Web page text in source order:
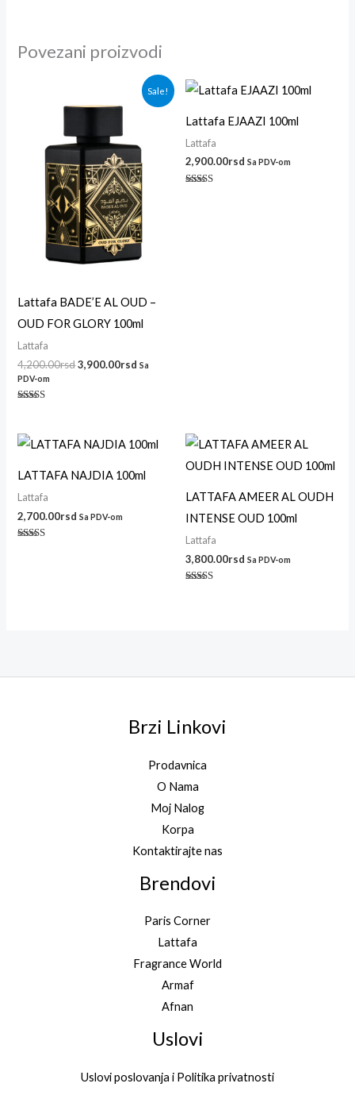
Povezani proizvodi
Sale!
Lattafa BADE’E AL OUD –
OUD FOR GLORY 100ml
Lattafa
4,200.00rsd
je
4,200.00rsd.
3,900.00rsd
Trenutna
cena
3,900.00rsd.
Sa
PDV-om
od 5
Lattafa EJAAZI 100ml
Lattafa
2,900.00rsd Sa PDV-om
LATTAFA NAJDIA 100ml
Lattafa
2,700.00rsd Sa PDV-om
LATTAFA AMEER AL OUDH
INTENSE OUD 100ml
Lattafa
3,800.00rsd Sa PDV-om
Brzi Linkovi
Prodavnica
O Nama
Moj Nalog
Korpa
Kontaktirajte nas
Brendovi
Paris Corner
Lattafa
Fragrance World
Armaf
Afnan
Uslovi
Uslovi poslovanja i Politika privatnosti